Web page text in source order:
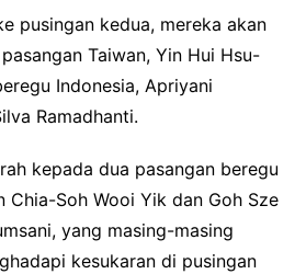
pusingan kedua, mereka akan
Taiwan, Yin Hui Hsu-
Indonesia, Apriyani
Ramadhanti.
kepada dua pasangan beregu
Chia-Soh Wooi Yik dan Goh Sze
yang masing-masing
kesukaran di pusingan